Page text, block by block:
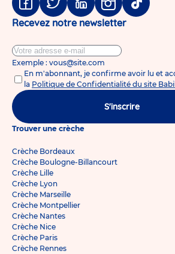
Facebook
TwitterLinkedinInstagram
Tiktok
Recevez notre newsletter
Exemple : vous@site.com
En m'abonnant, je confirme avoir lu et
la Politique de Confidentialité du site
S'inscrire
Trouver une crèche
Crèche Bordeaux
Crèche Boulogne-Billancourt
Crèche Lille
Crèche Lyon
Crèche Marseille
Crèche Montpellier
Crèche Nantes
Crèche Nice
Crèche Paris
Crèche Rennes